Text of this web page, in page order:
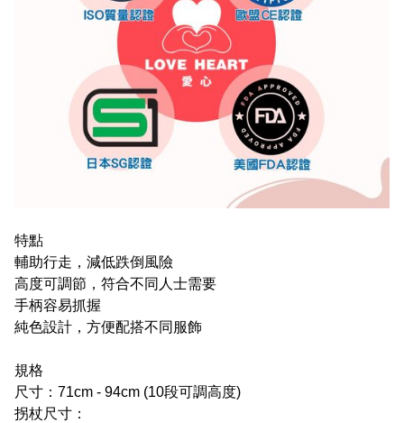
特點
輔助行走，減低跌倒風險
高度可調節，符合不同人士需要
手柄容易抓握
純色設計，方便配搭不同服飾
規格​
尺寸：71cm - 94cm (10段可調高度)
拐杖尺寸：